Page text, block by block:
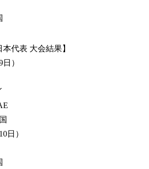
本代表 大会結果】
）
日）